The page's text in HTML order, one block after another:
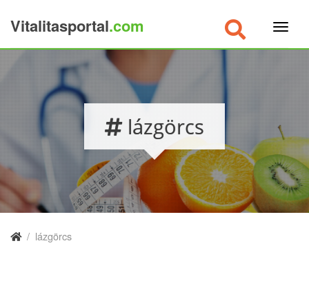
Vitalitasportal.com
lázgörcs
/ lázgörcs
×